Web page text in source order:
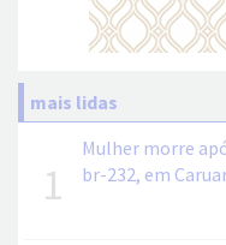
mais lidas
1
Mulher morre
br-232, em